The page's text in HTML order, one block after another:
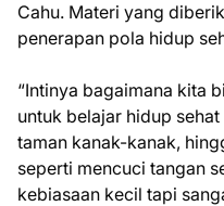
Cahu. Materi yang
penerapan pola hidup
“Intinya bagaimana kita
untuk belajar hidup
taman kanak-kanak,
seperti mencuci tangan
kebiasaan kecil tapi